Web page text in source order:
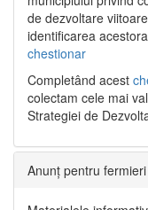
de dezvoltare
identificarea
chestionar
Completând acest
colectam cele mai
Strategiei de
Anunț pentru fermieri